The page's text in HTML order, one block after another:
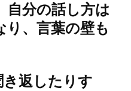
自分の話し方は
り、言葉の壁も
き返したりす